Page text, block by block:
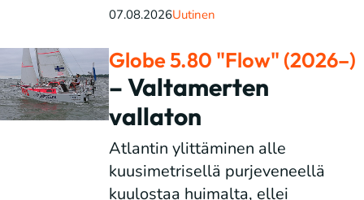
07.08.2026Uutinen
Globe 5.80 "Flow" (2026–)
– Valtamerten
vallaton
Atlantin ylittäminen alle
kuusimetrisellä purjeveneellä
kuulostaa huimalta, ellei